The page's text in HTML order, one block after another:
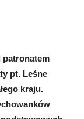
patronatem
pt. Leśne
kraju.